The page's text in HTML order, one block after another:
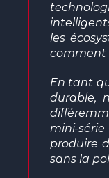
les
comment
En tant
durable,
mini-
produire
sans la